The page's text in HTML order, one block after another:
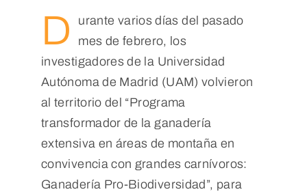
D
urante varios días del pasado
mes de febrero, los
investigadores de la Universidad
Autónoma de Madrid (UAM) volvieron
al territorio del “Programa
transformador de la ganadería
extensiva en áreas de montaña en
convivencia con grandes carnívoros:
Ganadería Pro-Biodiversidad”, para